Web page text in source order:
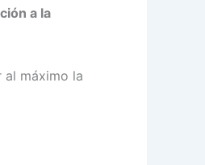
a la
al máximo la